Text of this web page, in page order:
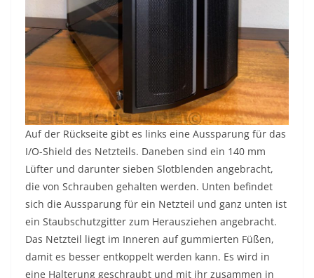
Auf der Rückseite gibt es links eine Aussparung für das
I/O-Shield des Netzteils. Daneben sind ein 140 mm
Lüfter und darunter sieben Slotblenden angebracht,
die von Schrauben gehalten werden. Unten befindet
sich die Aussparung für ein Netzteil und ganz unten ist
ein Staubschutzgitter zum Herausziehen angebracht.
Das Netzteil liegt im Inneren auf gummierten Füßen,
damit es besser entkoppelt werden kann. Es wird in
eine Halterung geschraubt und mit ihr zusammen in